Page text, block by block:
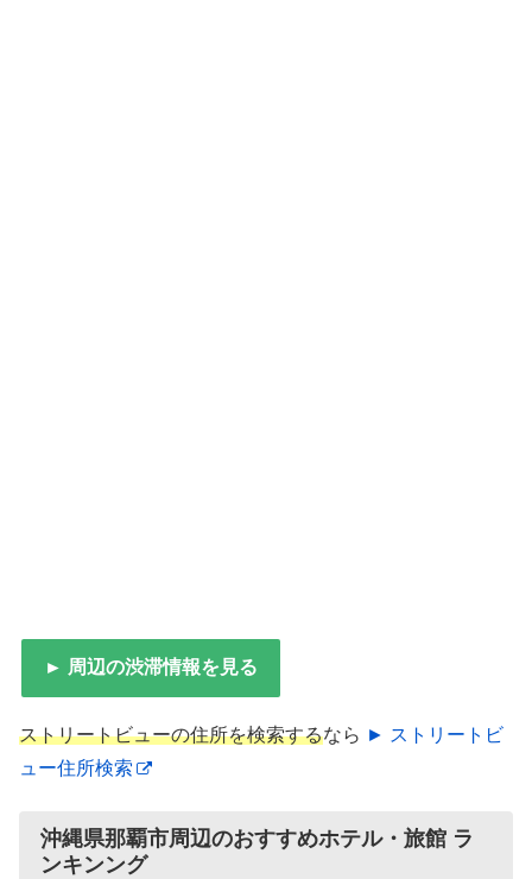
► 周辺の渋滞情報を見る
ストリートビューの住所を検索するなら ► ストリートビ
ュー住所検索
沖縄県那覇市周辺のおすすめホテル・旅館 ラ
ンキンング